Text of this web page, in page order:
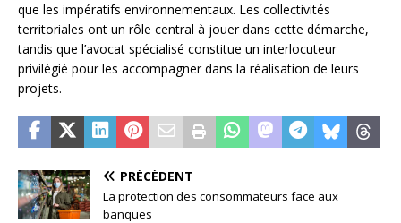
que les impératifs environnementaux. Les collectivités
territoriales ont un rôle central à jouer dans cette démarche,
tandis que l’avocat spécialisé constitue un interlocuteur
privilégié pour les accompagner dans la réalisation de leurs
projets.
PRÉCÉDENT
La protection des consommateurs face aux
banques